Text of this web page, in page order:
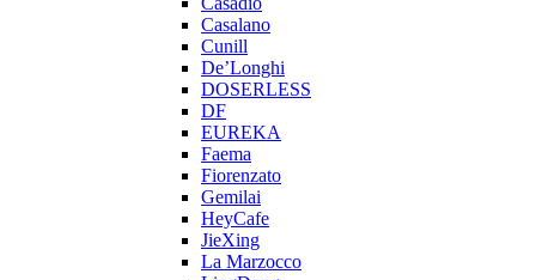
Casalano
Cunill
De’Longhi
DOSERLESS
DF
EUREKA
Faema
Fiorenzato
Gemilai
HeyCafe
JieXing
La Marzocco